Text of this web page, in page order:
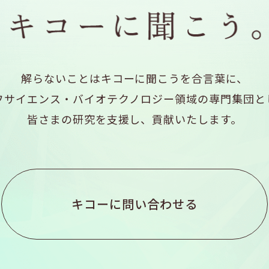
解らないことはキコーに聞こうを合言葉に、
サイエンス・バイオテクノロジー領域の専門集団と
皆さまの研究を支援し、貢献いたします。
キコーに問い合わせる